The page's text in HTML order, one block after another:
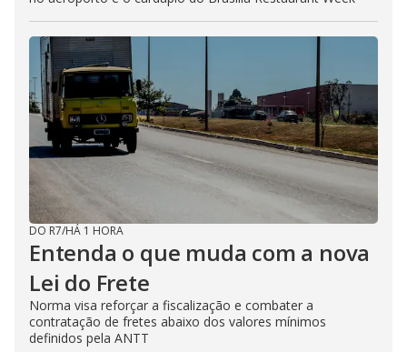
DO R7/HÁ 1 HORA
Entenda o que muda com a nova
Lei do Frete
Norma visa reforçar a fiscalização e combater a
contratação de fretes abaixo dos valores mínimos
definidos pela ANTT